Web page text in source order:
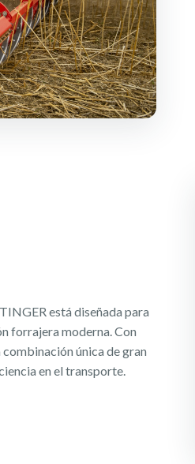
está diseñada para
forrajera moderna. Con
única de gran
en el transporte.